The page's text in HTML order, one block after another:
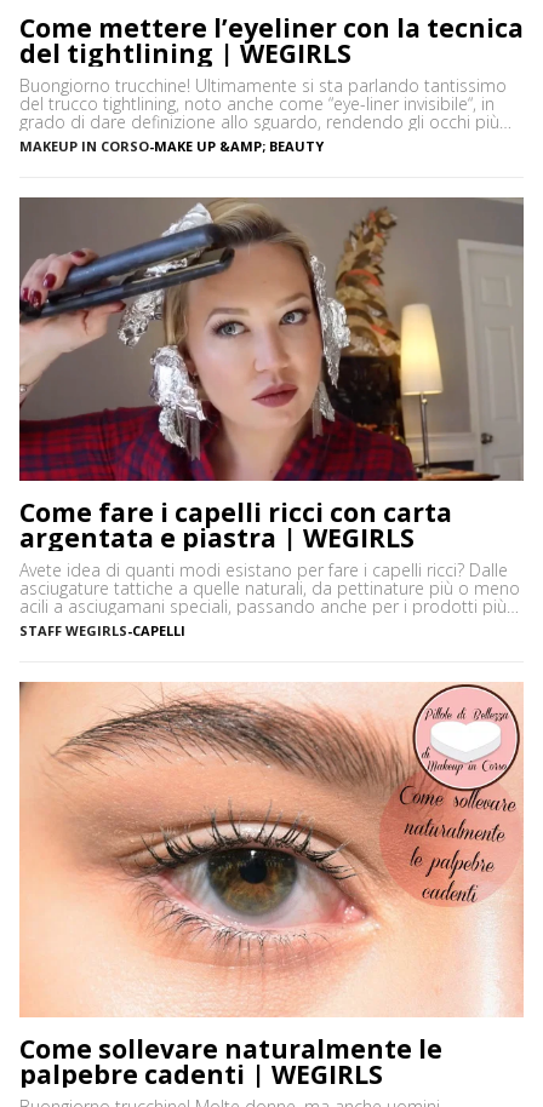
Come mettere l’eyeliner con la tecnica
del tightlining | WEGIRLS
Buongiorno trucchine! Ultimamente si sta parlando tantissimo
del trucco tightlining, noto anche come “eye-liner invisibile“, in
grado di dare definizione allo sguardo, rendendo gli occhi più
espressivi e le ciglia più folte. Ma di cosa si tratta precisamente?
Vediamo insieme cos’è tightlining e come farlo senza rischiare di
MAKEUP IN CORSO-MAKE UP &AMP; BEAUTY
Come fare i capelli ricci con carta
argentata e piastra | WEGIRLS
Avete idea di quanti modi esistano per fare i capelli ricci? Dalle
asciugature tattiche a quelle naturali, da pettinature più o meno
acili a asciugamani speciali, passando anche per i prodotti più
disparati. Avere i capelli ricci è uno must, ancor di più in estate,
quando ci vediamo più belle selvagge. Ci sono tanti modi […]
STAFF WEGIRLS-CAPELLI
Come sollevare naturalmente le
palpebre cadenti | WEGIRLS